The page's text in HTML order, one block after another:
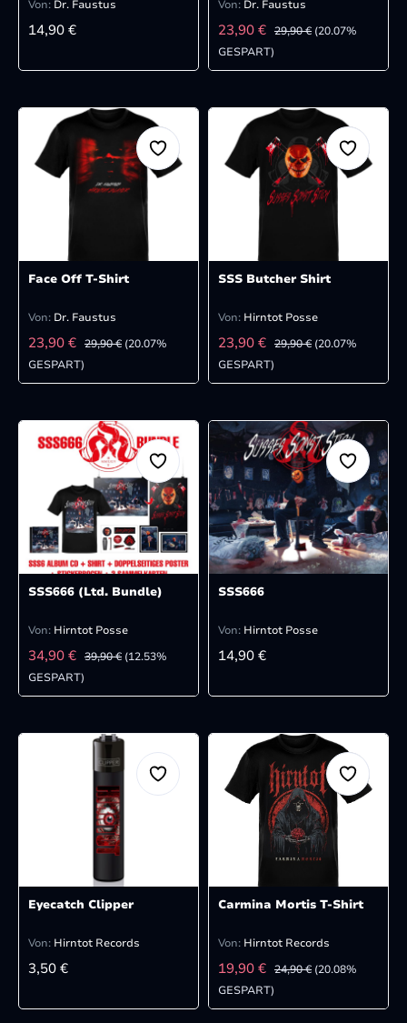
Von: Dr. Faustus
REGULÄRER PREIS:
14,90 €
Von: Dr. Faustus
VERKAUFSPREIS:
23,90 € REGULÄRER PREIS:
29,90 € (20.07%
GESPART)
Face Off T-Shirt
Von: Dr. Faustus
VERKAUFSPREIS:
23,90 € REGULÄRER PREIS:
29,90 € (20.07%
GESPART)
SSS Butcher Shirt
Von: Hirntot Posse
VERKAUFSPREIS:
23,90 € REGULÄRER PREIS:
29,90 € (20.07%
GESPART)
SSS666 (Ltd. Bundle)
Von: Hirntot Posse
VERKAUFSPREIS:
34,90 € REGULÄRER PREIS:
39,90 € (12.53%
GESPART)
SSS666
Von: Hirntot Posse
REGULÄRER PREIS:
14,90 €
Eyecatch Clipper
Von: Hirntot Records
REGULÄRER PREIS:
3,50 €
Carmina Mortis T-Shirt
Von: Hirntot Records
VERKAUFSPREIS:
19,90 € REGULÄRER PREIS:
24,90 € (20.08%
GESPART)